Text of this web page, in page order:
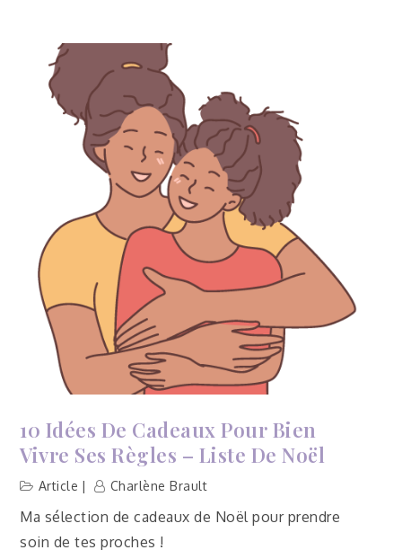
10 Idées De Cadeaux Pour Bien
Vivre Ses Règles – Liste De Noël
Article Charlène Brault
Ma sélection de cadeaux de Noël pour prendre
soin de tes proches !